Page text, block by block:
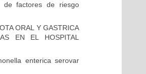
de factores de riesgo
ORAL Y GASTRICA
EN EL HOSPITAL
enterica serovar